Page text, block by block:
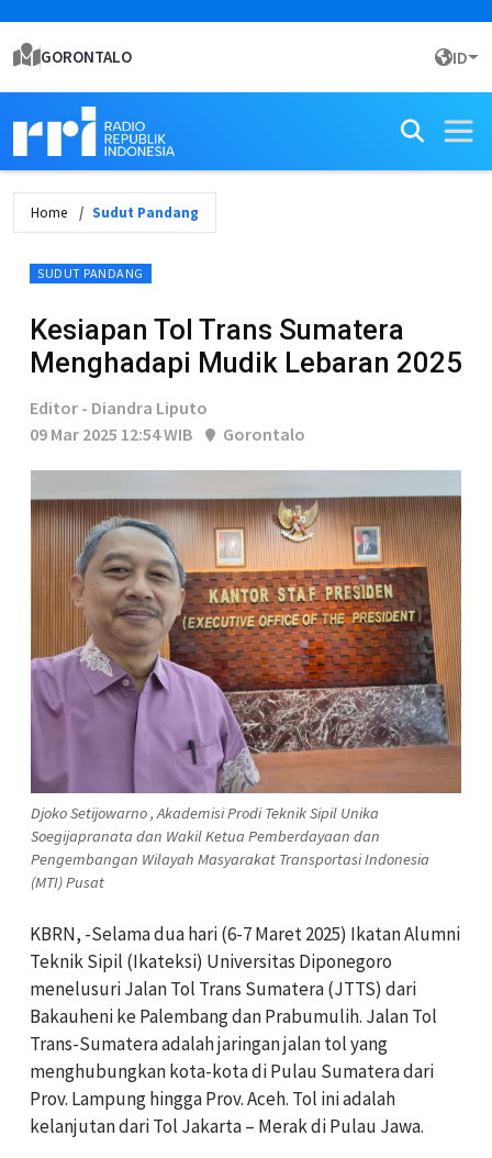
GORONTALO ID
Home Sudut Pandang
SUDUT PANDANG
Kesiapan Tol Trans Sumatera
Menghadapi Mudik Lebaran 2025
Editor - Diandra Liputo
09 Mar 2025 12:54 WIB
Gorontalo
Djoko Setijowarno , Akademisi Prodi Teknik Sipil Unika
Soegijapranata dan Wakil Ketua Pemberdayaan dan
Pengembangan Wilayah Masyarakat Transportasi Indonesia
(MTI) Pusat
KBRN, -Selama dua hari (6-7 Maret 2025) Ikatan Alumni
Teknik Sipil (Ikateksi) Universitas Diponegoro
menelusuri Jalan Tol Trans Sumatera (JTTS) dari
Bakauheni ke Palembang dan Prabumulih. Jalan Tol
Trans-Sumatera adalah jaringan jalan tol yang
menghubungkan kota-kota di Pulau Sumatera dari
Prov. Lampung hingga Prov. Aceh. Tol ini adalah
kelanjutan dari Tol Jakarta – Merak di Pulau Jawa.